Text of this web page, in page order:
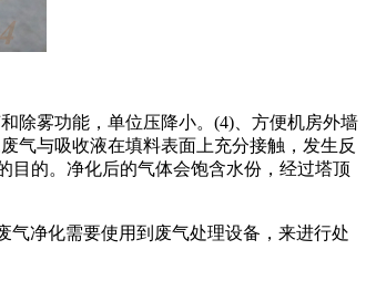
除雾功能，单位压降小。(4)、方便机房外墙
气与吸收液在填料表面上充分接触，发生反
目的。净化后的气体会饱含水份，经过塔顶
气净化需要使用到废气处理设备，来进行处